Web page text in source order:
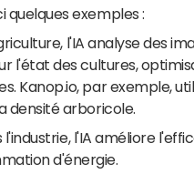
quelques exemples :
l'IA analyse des
l'état des cultures,
Kanop.io, par exemple,
densité arboricole.
l'IA améliore
d'énergie.